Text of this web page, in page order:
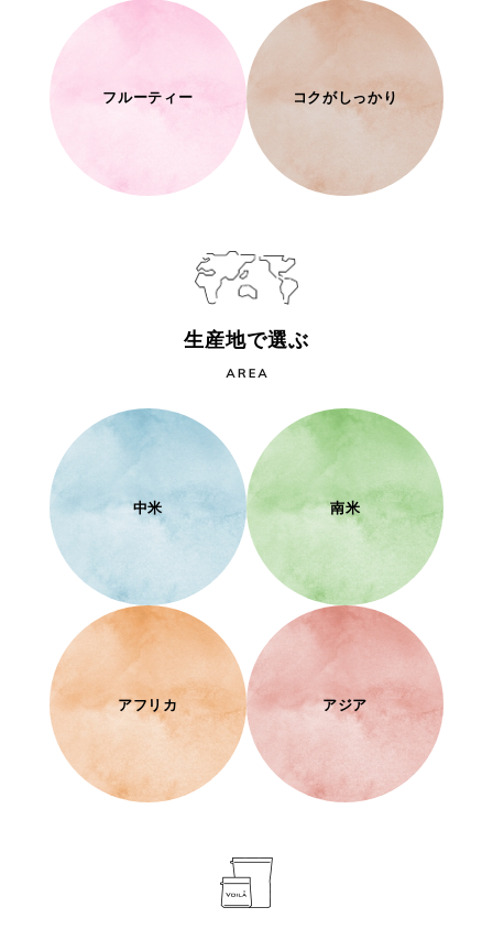
フルーティー コクがしっかり
生産地で選ぶ
中米 南米
アフリカ アジア